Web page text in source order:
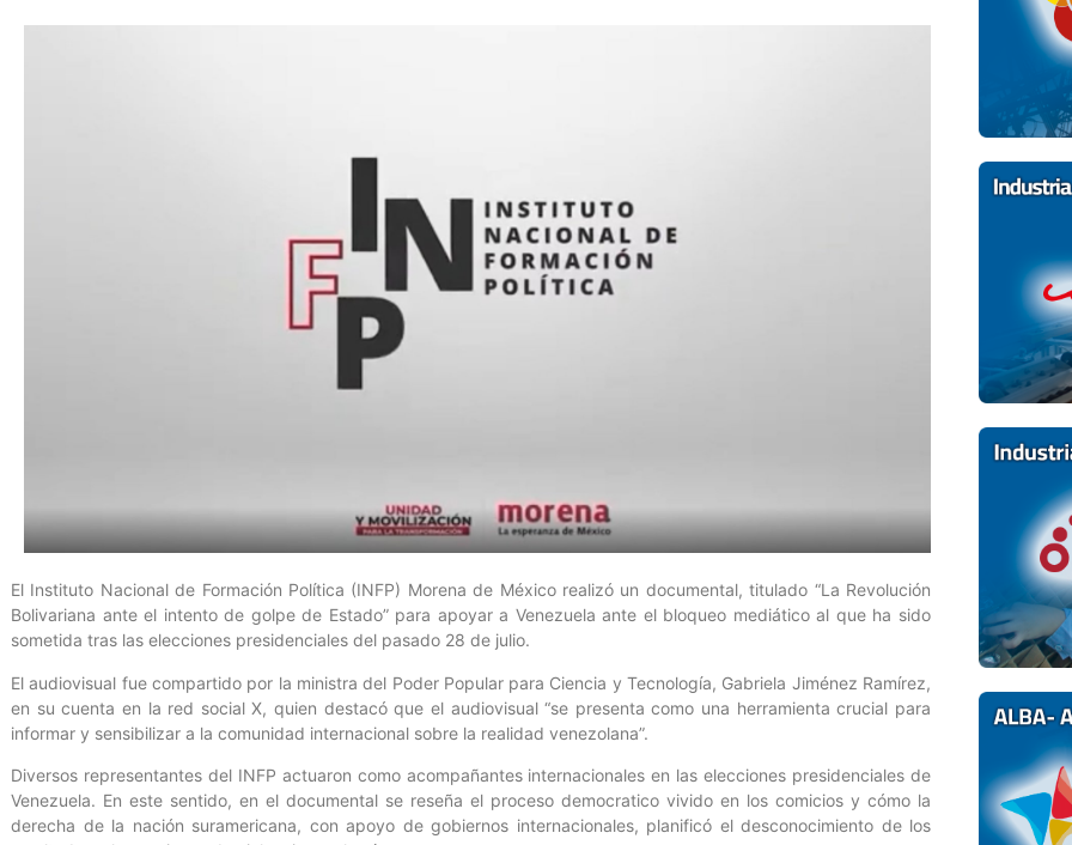
El Instituto Nacional de Formación Política (INFP) Morena de México realizó un documental, titulado “La Revolución
Bolivariana ante el intento de golpe de Estado” para apoyar a Venezuela ante el bloqueo mediático al que ha sido
sometida tras las elecciones presidenciales del pasado 28 de julio.
El audiovisual fue compartido por la ministra del Poder Popular para Ciencia y Tecnología, Gabriela Jiménez Ramírez,
en su cuenta en la red social X, quien destacó que el audiovisual “se presenta como una herramienta crucial para
informar y sensibilizar a la comunidad internacional sobre la realidad venezolana”.
Diversos representantes del INFP actuaron como acompañantes internacionales en las elecciones presidenciales de
Venezuela. En este sentido, en el documental se reseña el proceso democratico vivido en los comicios y cómo la
derecha de la nación suramericana, con apoyo de gobiernos internacionales, planificó el desconocimiento de los